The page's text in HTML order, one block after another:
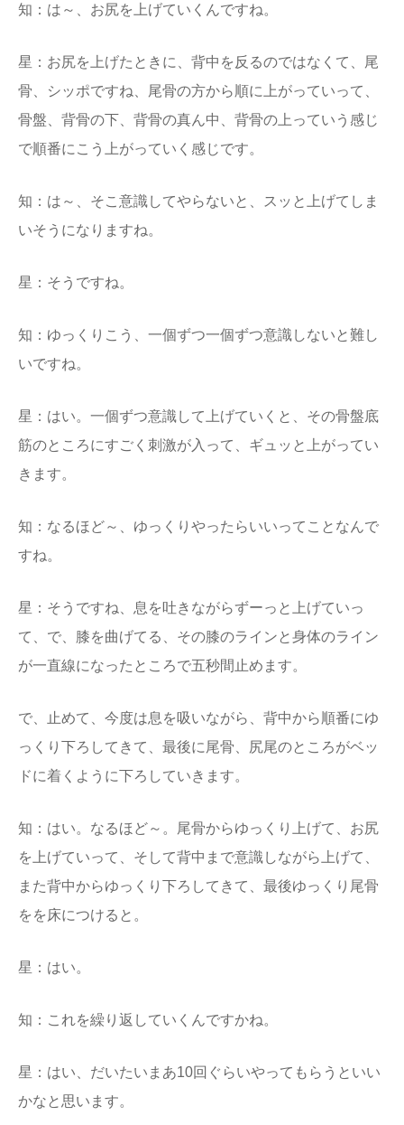
知：は～、お尻を上げていくんですね。
星：お尻を上げたときに、背中を反るのではなくて、尾
骨、シッポですね、尾骨の方から順に上がっていって、
骨盤、背骨の下、背骨の真ん中、背骨の上っていう感じ
で順番にこう上がっていく感じです。
知：は～、そこ意識してやらないと、スッと上げてしま
いそうになりますね。
星：そうですね。
知：ゆっくりこう、一個ずつ一個ずつ意識しないと難し
いですね。
星：はい。一個ずつ意識して上げていくと、その骨盤底
筋のところにすごく刺激が入って、ギュッと上がってい
きます。
知：なるほど～、ゆっくりやったらいいってことなんで
すね。
星：そうですね、息を吐きながらずーっと上げていっ
て、で、膝を曲げてる、その膝のラインと身体のライン
が一直線になったところで五秒間止めます。
で、止めて、今度は息を吸いながら、背中から順番にゆ
っくり下ろしてきて、最後に尾骨、尻尾のところがベッ
ドに着くように下ろしていきます。
知：はい。なるほど～。尾骨からゆっくり上げて、お尻
を上げていって、そして背中まで意識しながら上げて、
また背中からゆっくり下ろしてきて、最後ゆっくり尾骨
をを床につけると。
星：はい。
知：これを繰り返していくんですかね。
星：はい、だいたいまあ10回ぐらいやってもらうといい
かなと思います。